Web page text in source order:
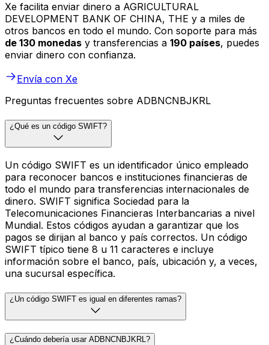
Xe facilita enviar dinero a AGRICULTURAL
DEVELOPMENT BANK OF CHINA, THE y a miles de
otros bancos en todo el mundo. Con soporte para más
de 130 monedas y transferencias a 190 países, puedes
enviar dinero con confianza.
Envía con Xe
Preguntas frecuentes sobre ADBNCNBJKRL
¿Qué es un código SWIFT?
Un código SWIFT es un identificador único empleado
para reconocer bancos e instituciones financieras de
todo el mundo para transferencias internacionales de
dinero. SWIFT significa Sociedad para la
Telecomunicaciones Financieras Interbancarias a nivel
Mundial. Estos códigos ayudan a garantizar que los
pagos se dirijan al banco y país correctos. Un código
SWIFT típico tiene 8 u 11 caracteres e incluye
información sobre el banco, país, ubicación y, a veces,
una sucursal específica.
¿Un código SWIFT es igual en diferentes ramas?
¿Cuándo debería usar ADBNCNBJKRL?